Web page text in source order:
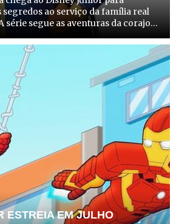
segredos ao serviço da família real
série segue as aventuras da corajosa
depois de ter resolvido um
ESTREIA EM JULHO